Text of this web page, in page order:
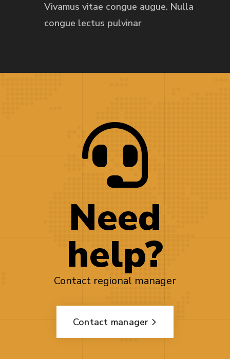
Vivamus vitae congue augue. Nulla
congue lectus pulvinar
Need
help?
Contact regional manager
Contact manager